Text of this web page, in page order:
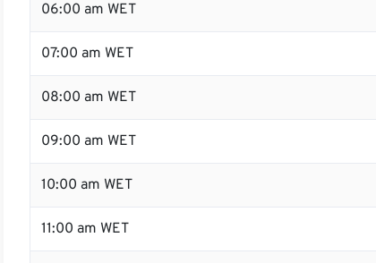
06:00 am WET
07:00 am WET
08:00 am WET
09:00 am WET
10:00 am WET
11:00 am WET